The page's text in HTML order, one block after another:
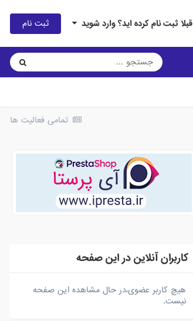
قبلا ثبت نام کرده اید؟ وارد شوید ثبت نام
تمامی فعالیت ها
کاربران آنلاین در این صفحه
هیچ کاربر عضوی،در حال مشاهده این صفحه
نیست.